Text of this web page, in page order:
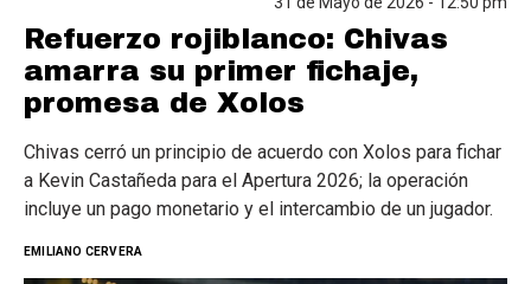
Refuerzo rojiblanco: Chivas
amarra su primer fichaje,
promesa de Xolos
Chivas cerró un principio de acuerdo con Xolos para fichar
a Kevin Castañeda para el Apertura 2026; la operación
incluye un pago monetario y el intercambio de un jugador.
EMILIANO CERVERA